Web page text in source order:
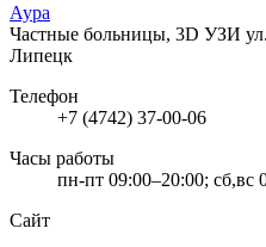
Аура
Частные больницы, 3D УЗИ
Липецк
Телефон
+7 (4742) 37-00-06
Часы работы
пн-пт 09:00–20:00; сб,вс
Сайт